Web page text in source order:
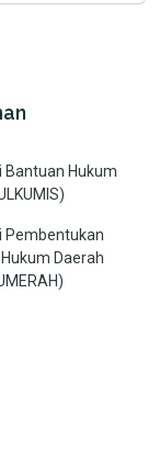
Bantuan Hukum
Pembentukan
Daerah